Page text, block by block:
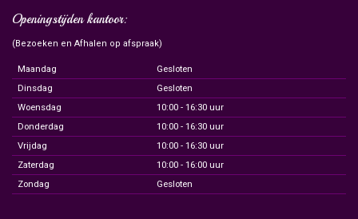
Openingstijden kantoor:
(Bezoeken en Afhalen op afspraak)
Maandag
Gesloten
Dinsdag
Gesloten
Woensdag
10:00 - 16:30 uur
Donderdag
10:00 - 16:30 uur
Vrijdag
10:00 - 16:30 uur
Zaterdag
10:00 - 16:00 uur
Zondag
Gesloten